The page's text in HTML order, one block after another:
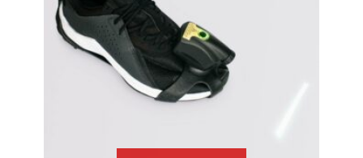
Le Path Finder est un dispositif à
mettre sur les chaussures des
personnes atteintes de la maladie
de Parkinson, améliorant leur
confort de marche.